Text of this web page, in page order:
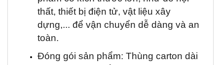
thất, thiết bị điện tử, vật liệu xây
dựng,... để vận chuyển dễ dàng và an
toàn.
Đóng gói sản phẩm: Thùng carton dài